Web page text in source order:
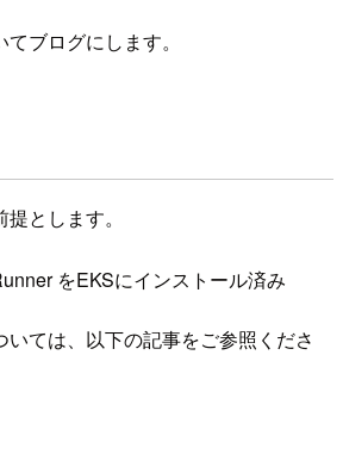
ブログにします。
とします。
をEKSにインストール済み
ては、以下の記事をご参照くださ